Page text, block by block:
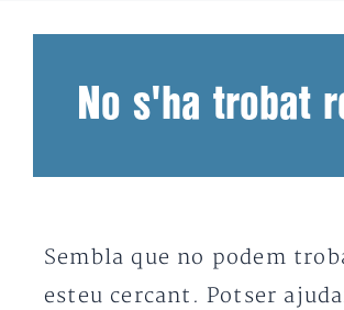
No s'ha trobat
Sembla que no podem
esteu cercant. Potser